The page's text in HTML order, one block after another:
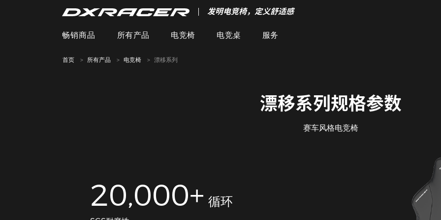
发明电竞椅，定义舒适感
畅销商品 所有产品 电竞椅 电竞桌 服务
首页 所有产品 电竞椅 漂移系列
漂移系列规格参数
赛车风格电竞椅
20,000+ 循环